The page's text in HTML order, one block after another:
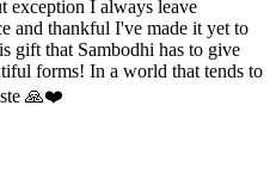
exception I always leave
and thankful I've made it yet to
gift that Sambodhi has to give
forms! In a world that tends to
🙏❤️